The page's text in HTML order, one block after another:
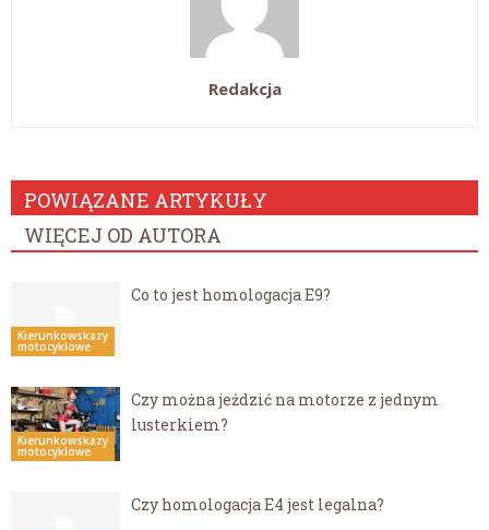
Redakcja
POWIĄZANE ARTYKUŁY
WIĘCEJ OD AUTORA
Kierunkowskazy
motocyklowe
Co to jest homologacja E9?
Kierunkowskazy
motocyklowe
Czy można jeździć na motorze z jednym
lusterkiem?
Czy homologacja E4 jest legalna?